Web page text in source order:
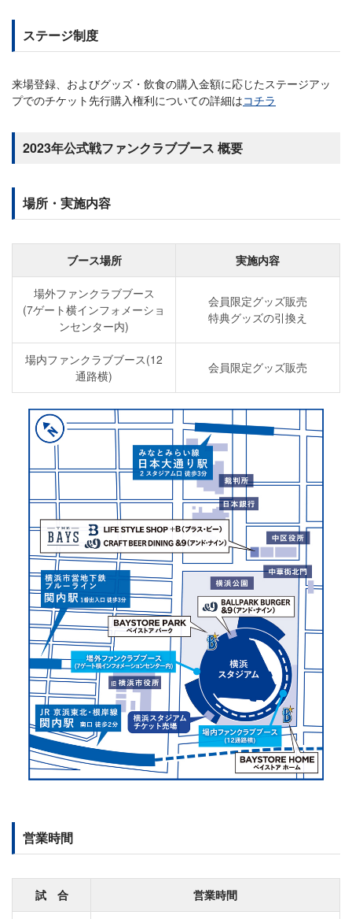
ステージ制度
来場登録、およびグッズ・飲食の購入金額に応じたステージアッ
プでのチケット先行購入権利についての詳細はコチラ
2023年公式戦ファンクラブブース 概要
場所・実施内容
ブース場所 実施内容
場外ファンクラブブース
(7ゲート横インフォメーショ
ンセンター内)
会員限定グッズ販売
特典グッズの引換え
場内ファンクラブブース(12
通路横)
会員限定グッズ販売
営業時間
試 合 営業時間